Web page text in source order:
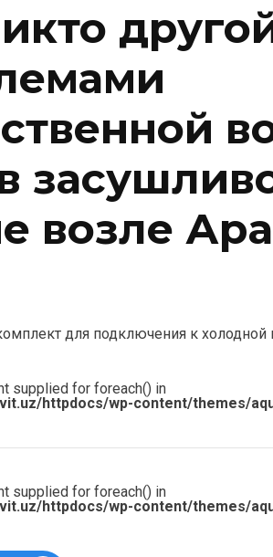
возле
для подключения к холодной
supplied for foreach() in
httpdocs/wp-content/themes/
supplied for foreach() in
httpdocs/wp-content/themes/